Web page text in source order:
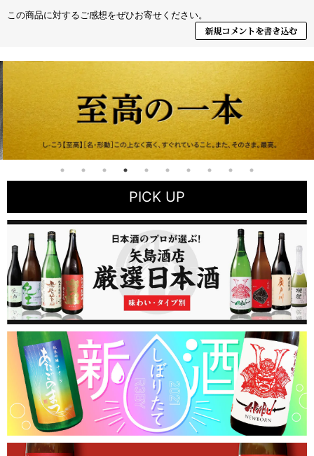
この商品に対するご感想をぜひお寄せください。
PICK UP